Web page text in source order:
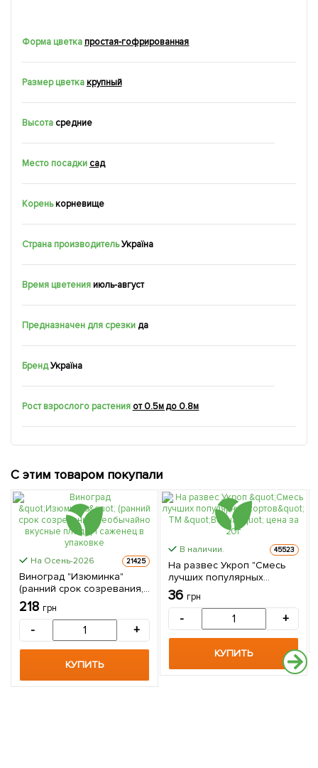
Форма цветкапростая-гофрированная
Размер цветка крупный
Высота средние
Место посадки сад
Коренькорневище
Страна производитель Україна
Время цветения июль-август
Предназначен для срезки да
БрендУкраїна
Рост взрослого растения от 0.5м до 0.8м
С этим товаром покупали
На Осень-2026 21425
Виноград "Изюминка"
(ранний срок созревания,
необычайно вкусные
плоды) 1 саженец в
218 грн
- +
КУПИТЬ
В наличии. 45523
На развес Укроп "Смесь
лучших популярных
сортов" ТМ "Весна" цена
за 20г
36 грн
- +
КУПИТЬ